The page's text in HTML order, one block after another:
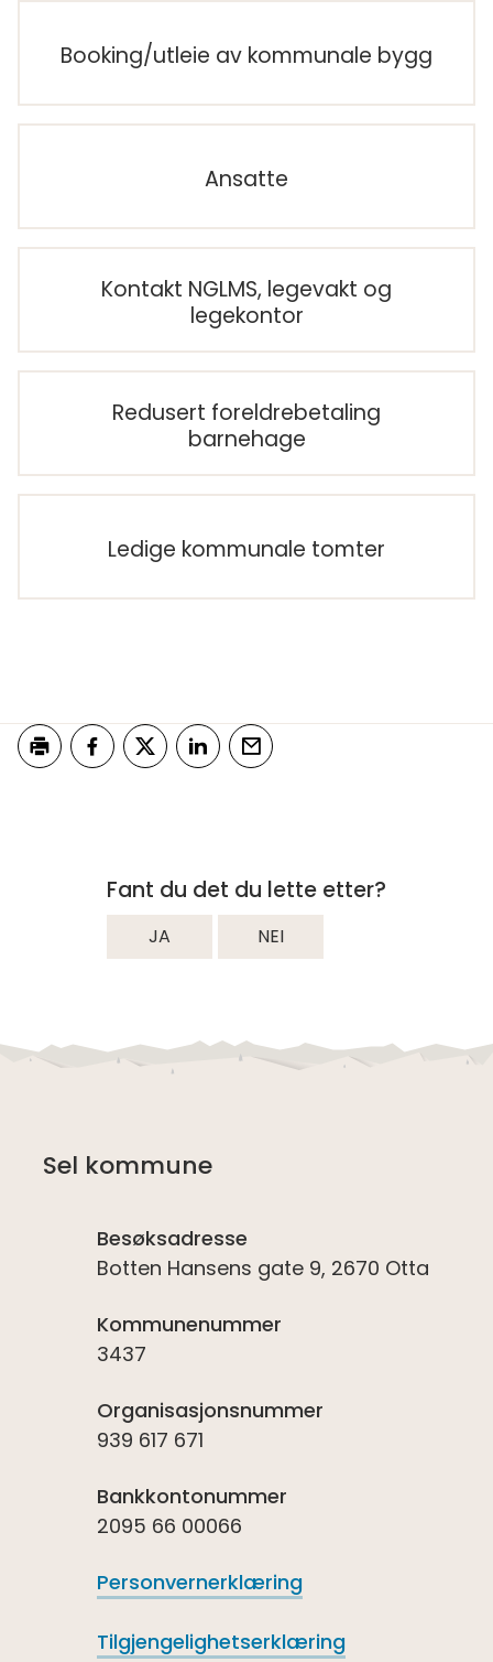
Booking/utleie av kommunale bygg
Ansatte
Kontakt NGLMS, legevakt og
legekontor
Redusert foreldrebetaling
barnehage
Ledige kommunale tomter
Fant du det du lette etter?
JA NEI
Sel kommune
Besøksadresse
Botten Hansens gate 9, 2670 Otta
Kommunenummer
3437
Organisasjonsnummer
939 617 671
Bankkontonummer
2095 66 00066
Personvernerklæring
Tilgjengelighetserklæring